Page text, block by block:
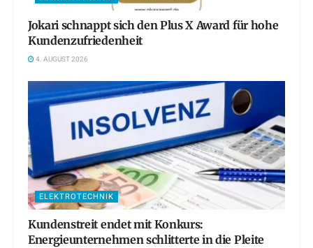
Jokari schnappt sich den Plus X Award für hohe
Kundenzufriedenheit
4. AUGUST 2026
ELEKTROTECHNIK
Kundenstreit endet mit Konkurs:
Energieunternehmen schlitterte in die Pleite